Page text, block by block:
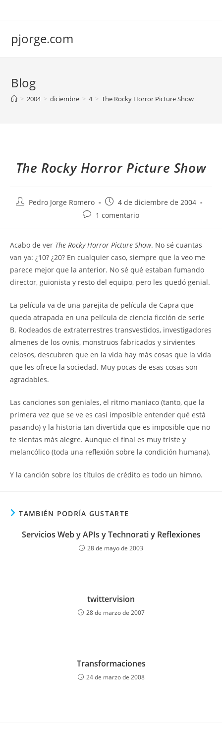
pjorge.com
Blog
> 2004 > diciembre > 4 > The Rocky Horror Picture Show
The Rocky Horror Picture Show
AutorPedro Jorge Romero
Publicación
de
4 de diciembre de 2004
Comentarios
entrada:
1 comentario
Acabo de ver The Rocky Horror Picture Show. No sé cuantas
van ya: ¿10? ¿20? En cualquier caso, siempre que la veo me
parece mejor que la anterior. No sé qué estaban fumando
director, guionista y resto del equipo, pero les quedó genial.
La película va de una parejita de película de Capra que
queda atrapada en una película de ciencia ficción de serie
B. Rodeados de extraterrestres transvestidos, investigadores
almenes de los ovnis, monstruos fabricados y sirvientes
celosos, descubren que en la vida hay más cosas que la vida
que les ofrece la sociedad. Muy pocas de esas cosas son
agradables.
Las canciones son geniales, el ritmo maniaco (tanto, que la
primera vez que se ve es casi imposible entender qué está
pasando) y la historia tan divertida que es imposible que no
te sientas más alegre. Aunque el final es muy triste y
melancólico (toda una reflexión sobre la condición humana).
Y la canción sobre los títulos de crédito es todo un himno.
TAMBIÉN PODRÍA GUSTARTE
Servicios Web y APIs y Technorati y Reflexiones
28 de mayo de 2003
twittervision
28 de marzo de 2007
Transformaciones
24 de marzo de 2008